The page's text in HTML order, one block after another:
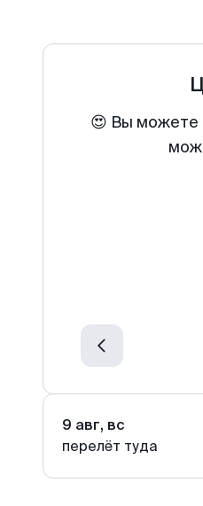
😍 Вы можете
9 авг, вс
перелёт туда